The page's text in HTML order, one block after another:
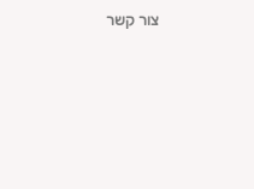
צור קשר